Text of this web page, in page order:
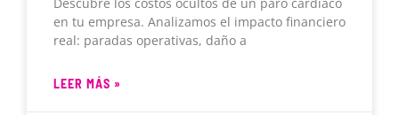
en tu empresa. Analizamos el impacto financiero
real: paradas operativas, daño a
LEER MÁS »